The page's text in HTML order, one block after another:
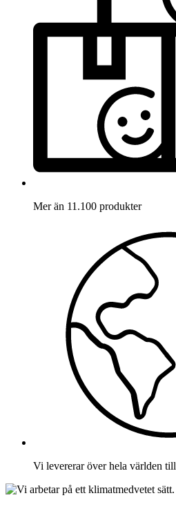
Mer än 11.100 produkter
Vi levererar över hela världen till